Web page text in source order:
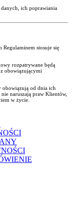
ich poprawiania
stosuje się
rozpatrywane będą
z obowiązującymi
obowiązują od dnia ich
naruszają praw Klientów,
w życie.